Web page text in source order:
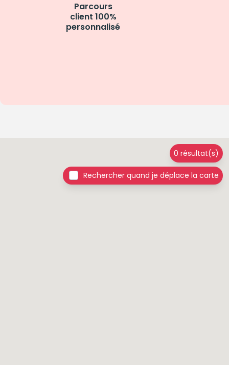
Parcours
client 100%
personnalisé
0 résultat(s)
Rechercher quand je déplace la carte